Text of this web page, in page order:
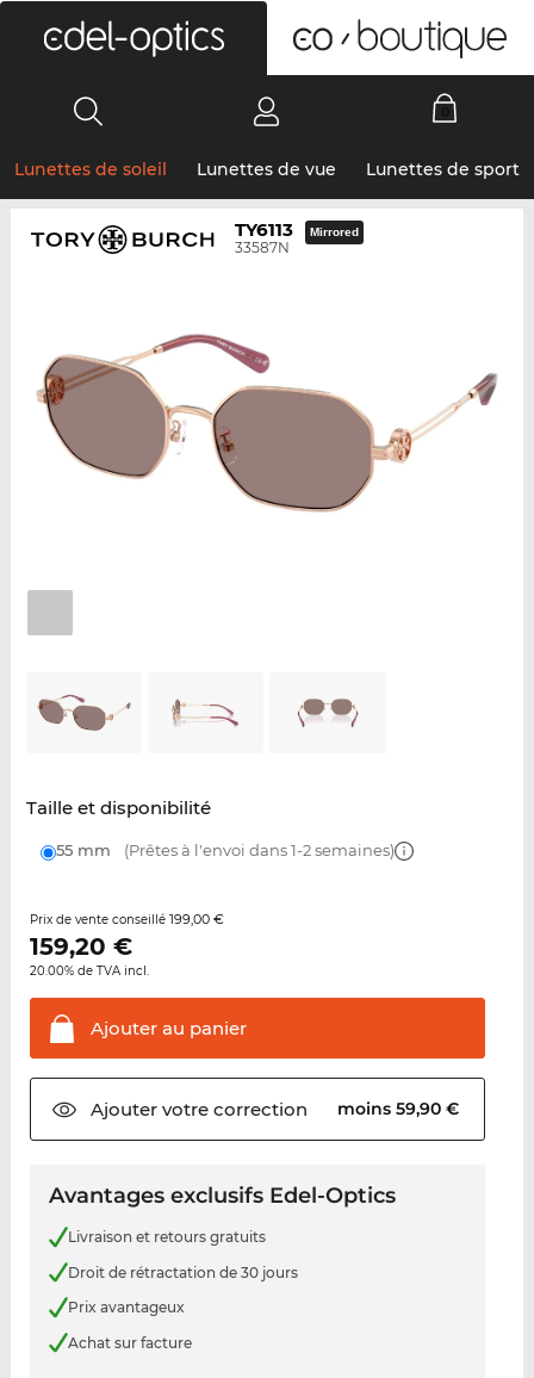
Lunettes de soleil Lunettes de vue Lunettes de sport
TY6113
33587N
Mirrored
Taille et disponibilité
55 mm (Prêtes à l'envoi dans 1-2 semaines)
Prix de vente conseillé 199,00 €
159,20 €
20.00% de TVA incl.
Ajouter au panier
Ajouter votrecorrection moins 59,90 €
Avantages exclusifs Edel-Optics
Livraison et retours gratuits
Droit de rétractation de 30 jours
Prix avantageux
Achat sur facture